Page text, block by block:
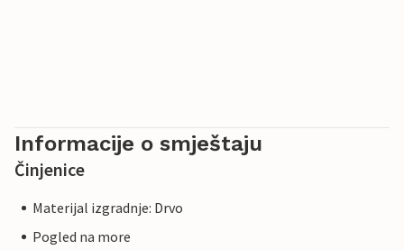
Informacije o smještaju
Činjenice
Materijal izgradnje: Drvo
Pogled na more